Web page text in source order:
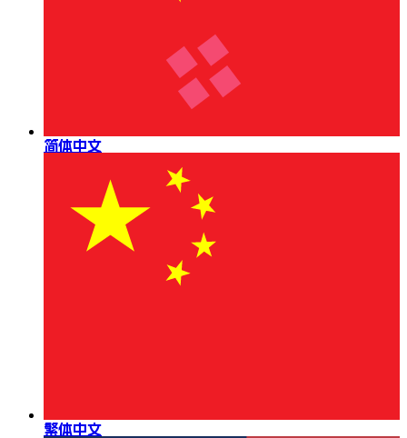
简体中文
繁体中文